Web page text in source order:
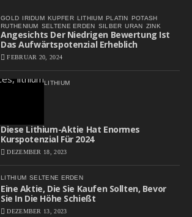
GOLD IRIDUM KUPFER LITHIUM PLATIN POTASH
RUTHENIUM SELTENE ERDEN SILBER URAN ZINK
Angesichts Der Niedrigen Bewertung Ist
Das Aufwärtspotenzial Erheblich
FEBRUAR 20, 2024
LITHIUM
Diese Lithium-Aktie Hat Enormes
Kurspotenzial Für 2024
DEZEMBER 18, 2023
LITHIUM SELTENE ERDEN
Eine Aktie, Die Sie Kaufen Sollten, Bevor
Sie In Die Höhe Schießt
DEZEMBER 13, 2023